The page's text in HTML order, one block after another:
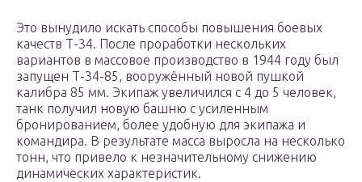
Это вынудило искать способы повышения боевых
качеств Т-34. После проработки нескольких
вариантов в массовое производство в 1944 году был
запущен Т-34-85, вооружённый новой пушкой
калибра 85 мм. Экипаж увеличился с 4 до 5 человек,
танк получил новую башню с усиленным
бронированием, более удобную для экипажа и
командира. В результате масса выросла на несколько
тонн, что привело к незначительному снижению
динамических характеристик.